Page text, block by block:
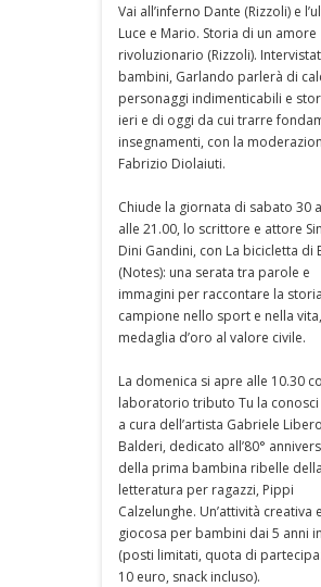
Vai all’inferno Dante (Rizzoli) e
Luce e Mario. Storia di un amore
rivoluzionario (Rizzoli).
bambini, Garlando parlerà di
personaggi indimenticabili e
ieri e di oggi da cui trarre
insegnamenti, con la
Fabrizio Diolaiuti.
Chiude la giornata di sabato 30
alle 21.00, lo scrittore e attore
Dini Gandini, con La bicicletta di
(Notes): una serata tra parole e
immagini per raccontare la
campione nello sport e nella vita,
medaglia d’oro al valore civile.
La domenica si apre alle 10.30
laboratorio tributo Tu la conosci
a cura dell’artista Gabriele Libero
Balderi, dedicato all’80°
della prima bambina ribelle della
letteratura per ragazzi, Pippi
Calzelunghe. Un’attività creativa e
giocosa per bambini dai 5 anni
(posti limitati, quota di
10 euro, snack incluso).